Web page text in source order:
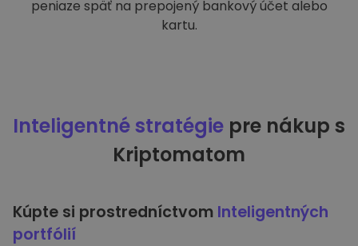
peniaze späť na prepojený bankový účet alebo
kartu.
Inteligentné stratégie pre nákup s
Kriptomatom
Kúpte si prostredníctvom Inteligentných
portfólií